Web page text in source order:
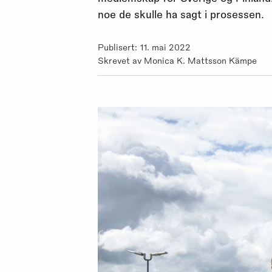
noe de skulle ha sagt i prosessen.
Publisert: 11. mai 2022
Skrevet av Monica K. Mattsson Kämpe